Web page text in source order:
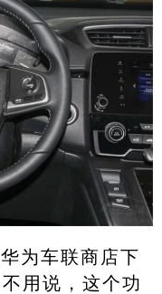
为车联商店下
用说，这个功